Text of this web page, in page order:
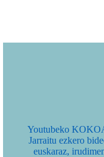
Youtubeko
Jarraitu ezkero
euskaraz,